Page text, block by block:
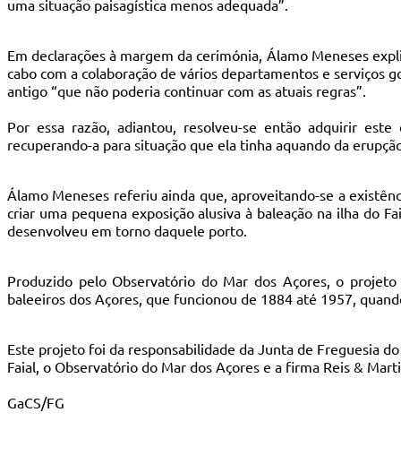
uma situação paisagística menos adequada”.
Em declarações à margem da cerimónia, Álamo Meneses
cabo com a colaboração de vários departamentos e
antigo “que não poderia continuar com as atuais regras”.
Por essa razão, adiantou, resolveu-se então adquirir
recuperando-a para situação que ela tinha aquando da
Álamo Meneses referiu ainda que, aproveitando-se a
criar uma pequena exposição alusiva à baleação na ilha do
desenvolveu em torno daquele porto.
Produzido pelo Observatório do Mar dos Açores, o
baleeiros dos Açores, que funcionou de 1884 até 1957,
Este projeto foi da responsabilidade da Junta de Freguesia
Faial, o Observatório do Mar dos Açores e a firma Reis &
GaCS/FG